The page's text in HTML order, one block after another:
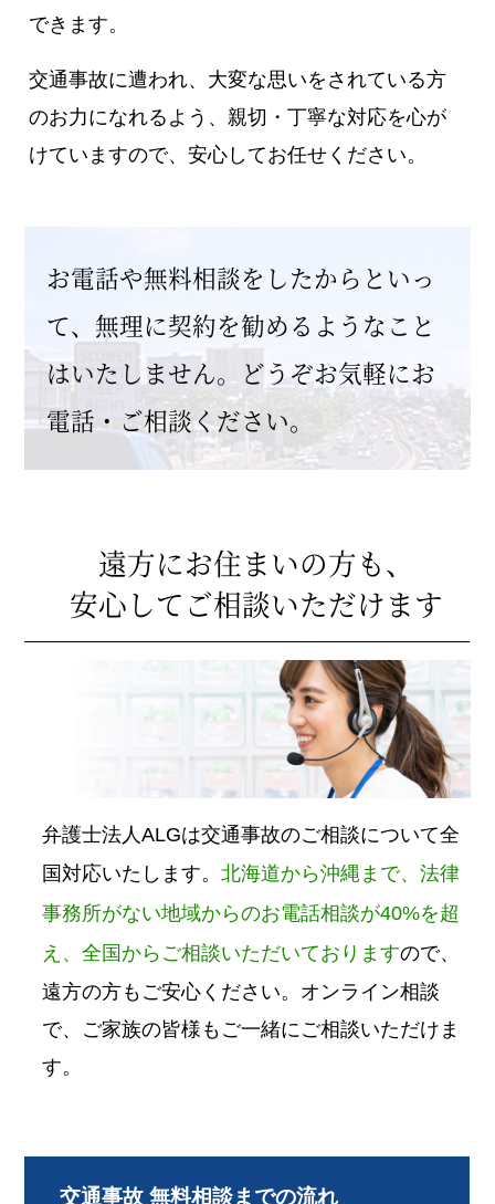
できます。
交通事故に遭われ、大変な思いをされている方
のお力になれるよう、親切・丁寧な対応を心が
けていますので、安心してお任せください。
お電話や無料相談をしたからといっ
て、 無理に契約を勧めるようなこと
はいたしません。
どうぞお気軽にお
電話・ご相談ください。
遠方にお住まいの方も、
安心してご相談いただけます
弁護士法人ALGは交通事故のご相談について全
国対応いたします。北海道から沖縄まで、法律
事務所がない地域からのお電話相談が40%を超
え、全国からご相談いただいておりますので、
遠方の方もご安心ください。オンライン相談
で、ご家族の皆様もご一緒にご相談いただけま
す。
交通事故 無料相談までの流れ